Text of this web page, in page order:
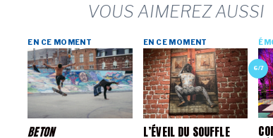
VOUS AIMEREZ AUSSI
BETON
EN CE MOMENT
L’ÉVEIL DU SOUFFLE
EN CE MOMENT
6/7